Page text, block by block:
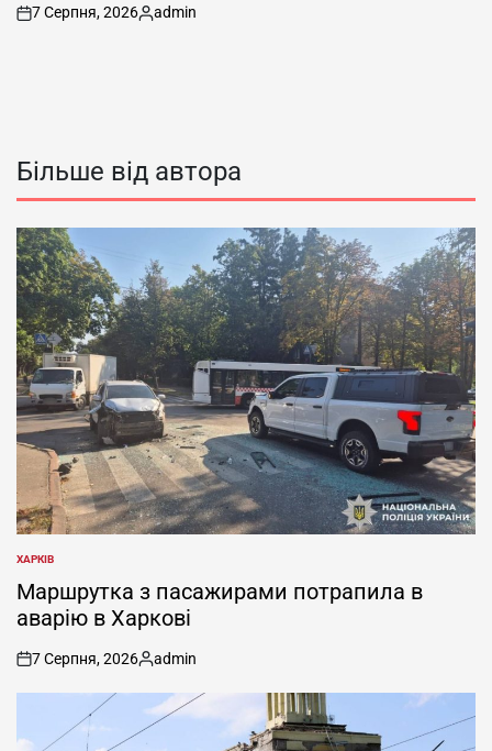
on
7 Серпня, 2026
Опубліковано
admin
Більше від автора
ОПУБЛІКУВАТИ
У
ХАРКІВ
Маршрутка з пасажирами потрапила в
аварію в Харкові
on
7 Серпня, 2026
Опубліковано
admin